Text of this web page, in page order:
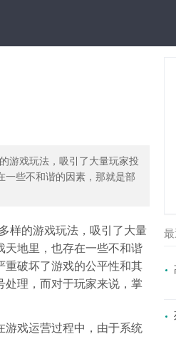
游戏玩法，吸引了大量玩家投
些不和谐的因素，那就是部
样的游戏玩法，吸引了大量
地里，也存在一些不和谐
破坏了游戏的公平性和其
理，而对于玩家来说，掌
戏运营过程中，由于系统